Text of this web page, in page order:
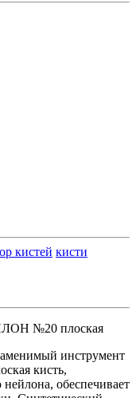
кистей кисти
№20 плоская
инструмент
кисть,
нейлона, обеспечивает